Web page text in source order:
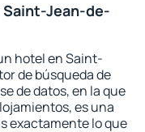
Jean-de-
hotel en Saint-
de búsqueda de
de datos, en la que
es una
exactamente lo que